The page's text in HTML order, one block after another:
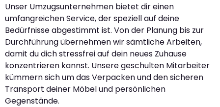
Unser Umzugsunternehmen bietet dir einen
umfangreichen Service, der speziell auf deine
Bedürfnisse abgestimmt ist. Von der Planung bis zur
Durchführung übernehmen wir sämtliche Arbeiten,
damit du dich stressfrei auf dein neues Zuhause
konzentrieren kannst. Unsere geschulten Mitarbeiter
kümmern sich um das Verpacken und den sicheren
Transport deiner Möbel und persönlichen
Gegenstände.